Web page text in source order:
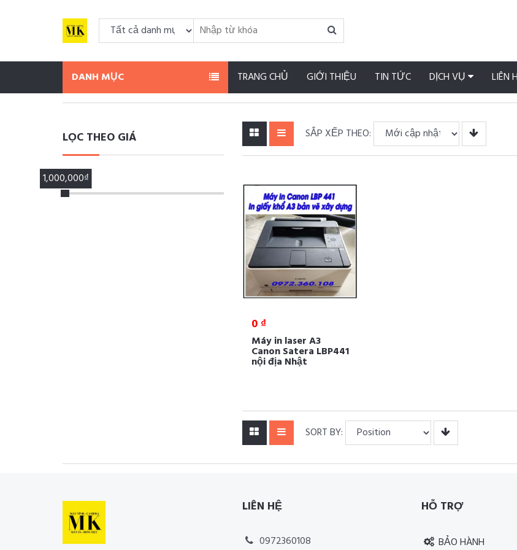
DANH MỤC TRANG CHỦ GIỚI THIỆU TIN TỨC DỊCH VỤ LIÊN
LỌC THEO GIÁ
100,000₫
1,000,000₫
SẮP XẾP THEO:
0 ₫
Máy in laser A3
Canon Satera LBP441
nội địa Nhật
SORT BY:
LIÊN HỆ
0972360108
HỖ TRỢ
BẢO HÀNH